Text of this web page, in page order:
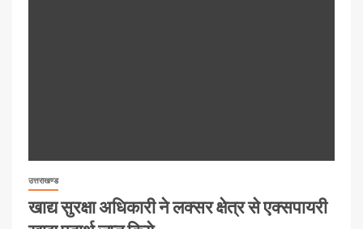
उत्तराखण्ड
खाद्य सुरक्षा अधिकारी ने लक्सर क्षेत्र से एक्सपायरी